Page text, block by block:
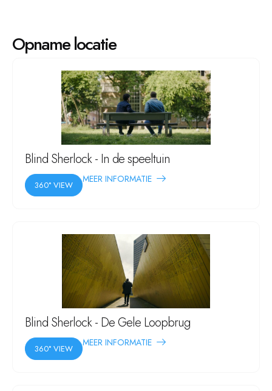
Opname locatie
Blind Sherlock - In de speeltuin
360° VIEW
MEER INFORMATIE
Blind Sherlock - De Gele Loopbrug
360° VIEW
MEER INFORMATIE